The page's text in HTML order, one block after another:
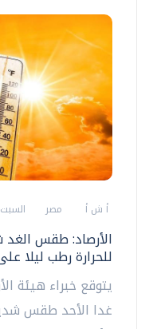
أ ش أ مصر السبت، 08 اغسطس
الأرصاد: طقس الغد
للحرارة رطب ليلا
يتوقع خبراء هيئة
غدا الأحد طقس